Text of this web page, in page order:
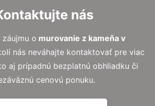
nás
o murovanie z kameňa v
nás neváhajte kontaktovať pre viac
aj prípadnú bezplatnú obhliadku či
cenovú ponuku.